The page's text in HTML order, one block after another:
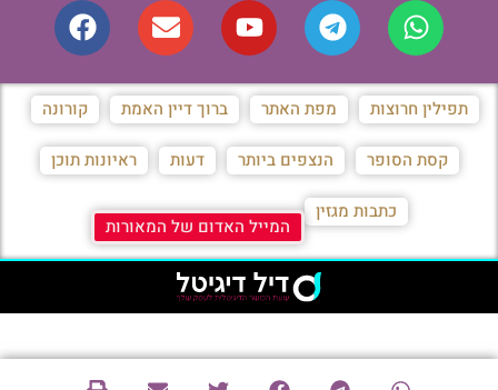
תפילין חרוצות מפת האתר ברוך דיין האמת קורונה
קסת הסופר הנצפים ביותר דעות ראיונות תוכן
כתבות מגזין
המייל האדום של המאורות